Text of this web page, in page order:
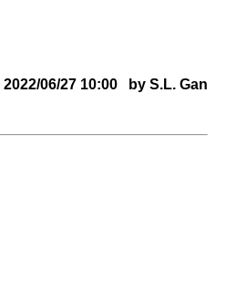
2022/06/27 10:00 by S.L. Gan